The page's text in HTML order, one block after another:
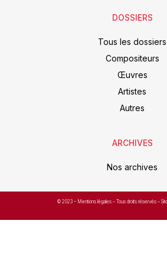
DOSSIERS
Tous les dossiers
Compositeurs
Œuvres
Artistes
Autres
ARCHIVES
Nos archives
© 2023 – Mentions légales – Tous droits réservés –